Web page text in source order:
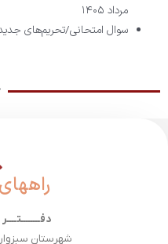
مرداد ۱۴۰۵
سوال امتحانی/تحریم‌های جدید
شهرستان